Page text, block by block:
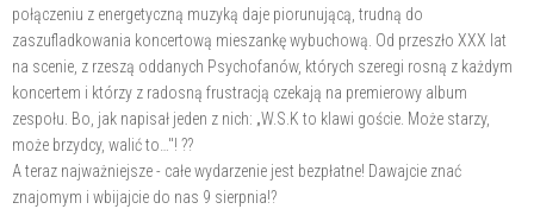
połączeniu z energetyczną muzyką daje piorunującą, trudną do
zaszufladkowania koncertową mieszankę wybuchową. Od przeszło XXX lat
na scenie, z rzeszą oddanych Psychofanów, których szeregi rosną z każdym
koncertem i którzy z radosną frustracją czekają na premierowy album
zespołu. Bo, jak napisał jeden z nich: „W.S.K to klawi goście. Może starzy,
może brzydcy, walić to…"! ??
A teraz najważniejsze - całe wydarzenie jest bezpłatne! Dawajcie znać
znajomym i wbijajcie do nas 9 sierpnia!?